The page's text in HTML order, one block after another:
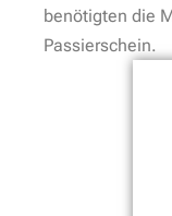
benötigten die
Passierschein.